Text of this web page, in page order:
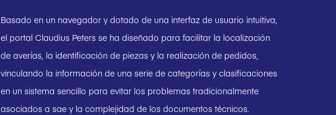
Basado en un navegador y dotado de una interfaz de usuario intuitiva,
el portal Claudius Peters se ha diseñado para facilitar la localización
de averías, la identificación de piezas y la realización de pedidos,
vinculando la información de una serie de categorías y clasificaciones
en un sistema sencillo para evitar los problemas tradicionalmente
asociados a sae y la complejidad de los documentos técnicos.